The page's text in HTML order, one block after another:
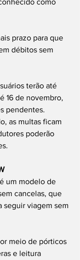
prazo para que
débitos sem
terão até
16 de novembro,
pendentes.
as multas ficam
poderão
um modelo de
cancelas, que
seguir viagem sem
meio de pórticos
e leitura